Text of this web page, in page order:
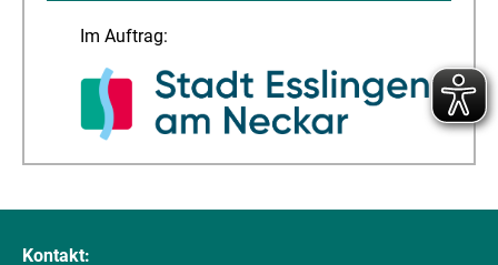
Im Auftrag:
Kontakt: